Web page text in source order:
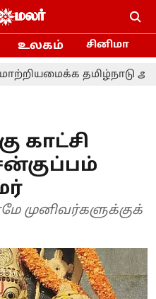
உலகம் சினிமா
தமிழ்நாடு அரசு
காட்சி
முனிவர்களுக்குக்